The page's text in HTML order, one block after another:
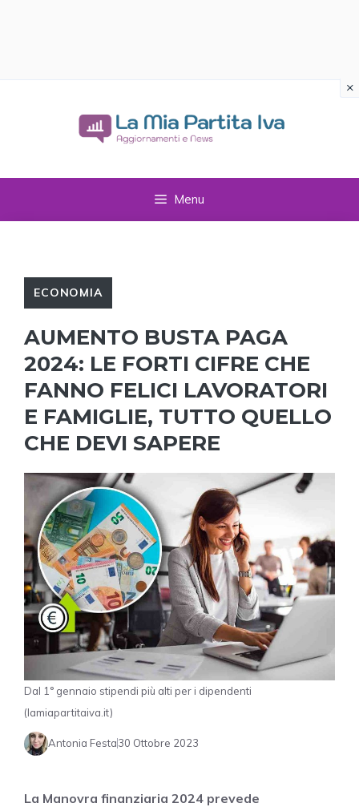
Menu
ECONOMIA
AUMENTO BUSTA PAGA
2024: LE FORTI CIFRE CHE
FANNO FELICI LAVORATORI
E FAMIGLIE, TUTTO QUELLO
CHE DEVI SAPERE
Dal 1° gennaio stipendi più alti per i dipendenti
(lamiapartitaiva.it)
Antonia Festa30 Ottobre 2023
La Manovra finanziaria 2024 prevede
×